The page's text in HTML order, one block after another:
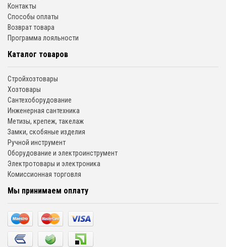
Контакты
Способы оплаты
Возврат товара
Программа лояльности
Каталог товаров
Стройхозтовары
Хозтовары
Сантехоборудование
Инженерная сантехника
Метизы, крепеж, такелаж
Замки, скобяные изделия
Ручной инструмент
Оборудование и электроинструмент
Электротовары и электроника
Комиссионная торговля
Мы принимаем оплату